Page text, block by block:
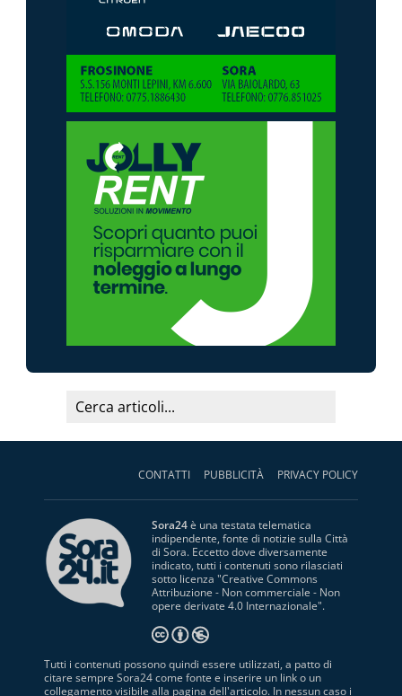
CONTATTI PUBBLICITÀ PRIVACY POLICY
Sora24è una testata telematica
indipendente, fonte di notizie sulla Città
di Sora. Eccetto dove diversamente
indicato, tutti i contenuti sono rilasciati
sotto licenza "Creative Commons
Attribuzione - Non commerciale - Non
opere derivate 4.0 Internazionale".
Tutti i contenuti possono quindi essere utilizzati, a patto di
citare sempre Sora24 come fonte e inserire un link o un
collegamento visibile alla pagina dell'articolo. In nessun caso i